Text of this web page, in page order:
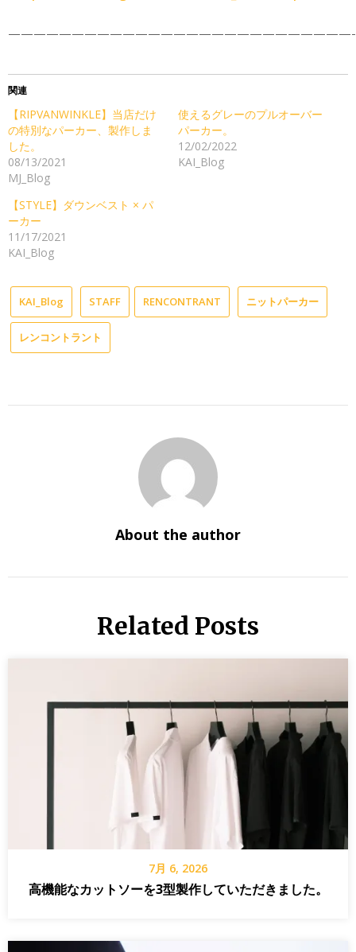
———————————————————————————-
関連
【RIPVANWINKLE】当店だけ
の特別なパーカー、製作しま
した。
08/13/2021
MJ_Blog
使えるグレーのプルオーバー
パーカー。
12/02/2022
KAI_Blog
【STYLE】ダウンベスト × パ
ーカー
11/17/2021
KAI_Blog
KAI_Blog STAFF RENCONTRANT ニットパーカー
レンコントラント
About the author
Related Posts
7月 6, 2026
高機能なカットソーを3型製作していただきました。